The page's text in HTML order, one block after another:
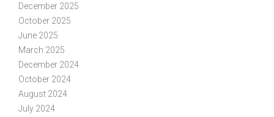
December 2025
October 2025
June 2025
March 2025
December 2024
October 2024
August 2024
July 2024